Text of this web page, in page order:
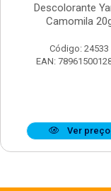
Descolorante
Camomila
Código: 24533
EAN:
Ver preço